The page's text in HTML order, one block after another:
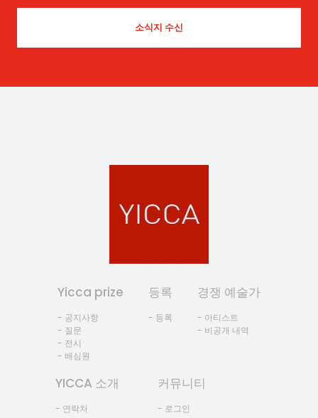
Yicca prize
- 공지사항
- 질문
- 전시
- 배심원
등록
- 등록
경쟁 예술가
- 아티스트
- 비공개 내역
YICCA 소개
- 연락처
커뮤니티
- 로그인